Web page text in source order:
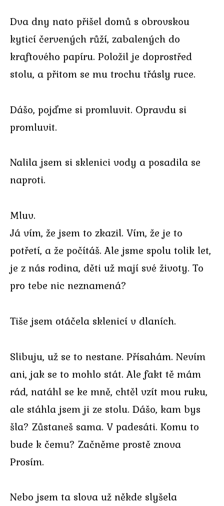
Dva dny nato přišel domů s obrovskou
kyticí červených růží, zabalených do
kraftového papíru. Položil je doprostřed
stolu, a přitom se mu trochu třásly ruce.
Dášo, pojďme si promluvit. Opravdu si
promluvit.
Nalila jsem si sklenici vody a posadila se
naproti.
Mluv.
Já vím, že jsem to zkazil. Vím, že je to
potřetí, a že počítáš. Ale jsme spolu tolik let,
je z nás rodina, děti už mají své životy. To
pro tebe nic neznamená?
Tiše jsem otáčela sklenicí v dlaních.
Slibuju, už se to nestane. Přísahám. Nevím
ani, jak se to mohlo stát. Ale fakt tě mám
rád, natáhl se ke mně, chtěl vzít mou ruku,
ale stáhla jsem ji ze stolu. Dášo, kam bys
šla? Zůstaneš sama. V padesáti. Komu to
bude k čemu? Začněme prostě znova
Prosím.
Nebo jsem ta slova už někde slyšela